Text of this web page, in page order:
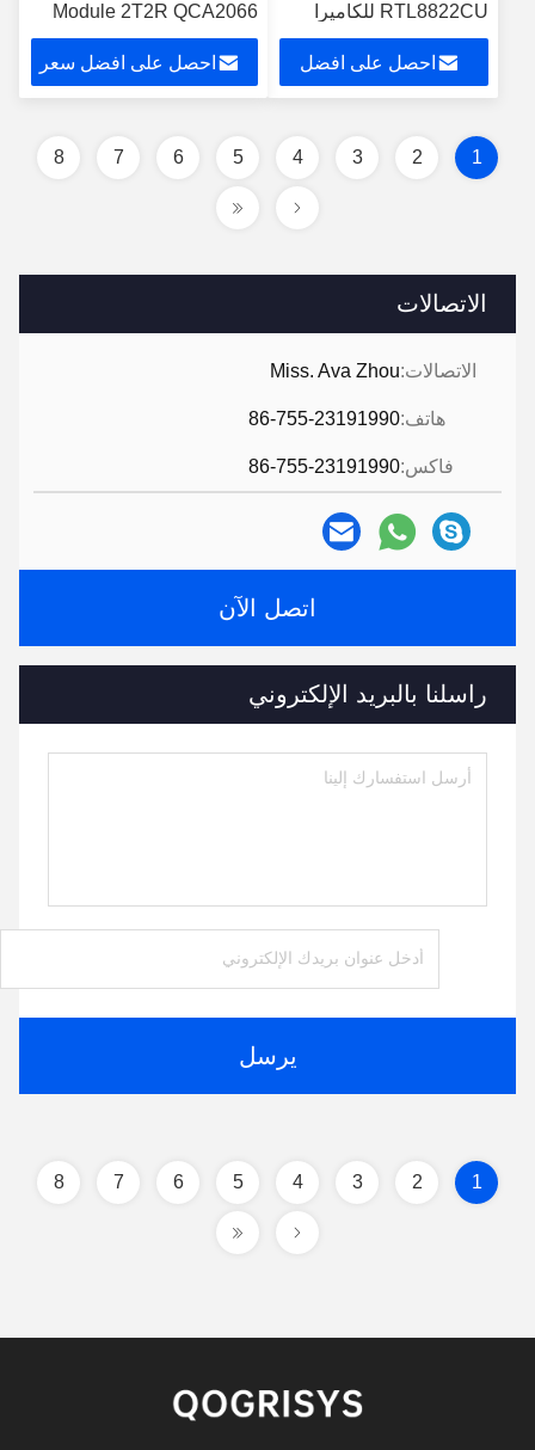
الاتصالات
الاتصالات:Miss. Ava Zhou
هاتف:86-755-23191990
فاكس:86-755-23191990
اتصل الآن
راسلنا بالبريد الإلكتروني
يرسل
RTL8822CU للكاميرا
اللاسلكية
احصل على افضل
Module 2T2R QCA2066
IC Chip
احصل على افضل سعر
1
2
3
4
5
6
7
8
1
2
3
4
5
6
7
8